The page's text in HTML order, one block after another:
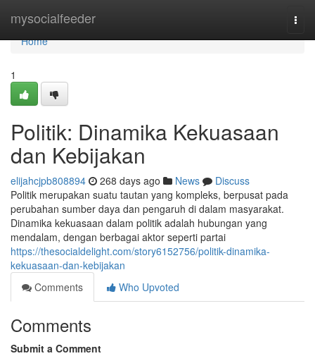
mysocialfeeder
Home
Home
1
Politik: Dinamika Kekuasaan
dan Kebijakan
elijahcjpb808894 268 days ago News
Discuss
Politik merupakan suatu tautan yang kompleks, berpusat pada
perubahan sumber daya dan pengaruh di dalam masyarakat.
Dinamika kekuasaan dalam politik adalah hubungan yang
mendalam, dengan berbagai aktor seperti partai
https://thesocialdelight.com/story6152756/politik-dinamika-
kekuasaan-dan-kebijakan
Comments
Who Upvoted
Comments
Submit a Comment